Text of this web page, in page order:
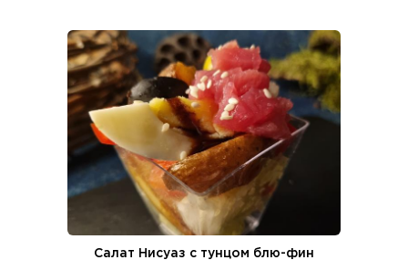
Салат Нисуаз с тунцом блю-фин